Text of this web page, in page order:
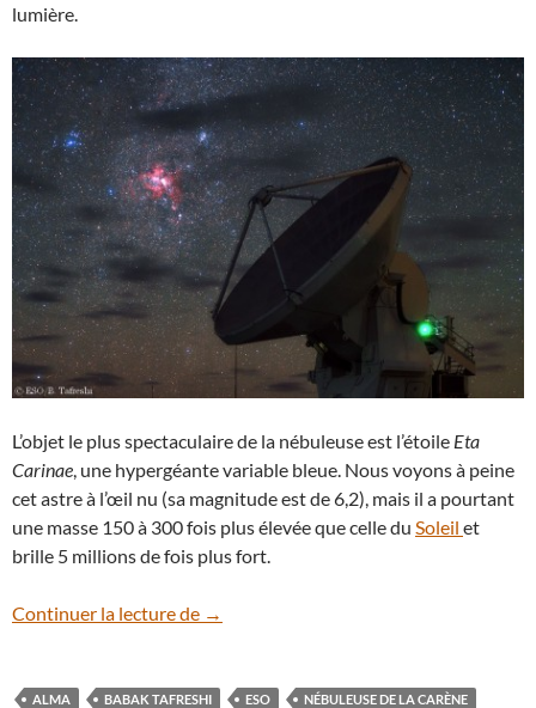
lumière.
L’objet le plus spectaculaire de la nébuleuse est l’étoile Eta
Carinae, une hypergéante variable bleue. Nous voyons à peine
cet astre à l’œil nu (sa magnitude est de 6,2), mais il a pourtant
une masse 150 à 300 fois plus élevée que celle du Soleil et
brille 5 millions de fois plus fort.
Continuer la lecture de La nébuleuse de la Carène, une
→
ALMA BABAK TAFRESHI ESO NÉBULEUSE DE LA CARÈNE